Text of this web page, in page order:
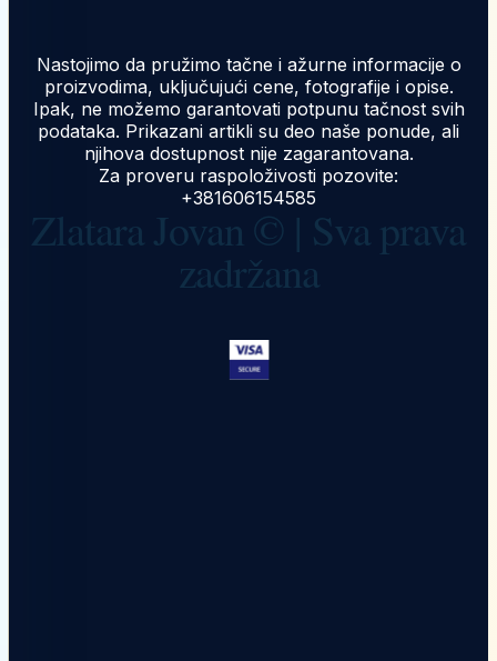
Nastojimo da pružimo tačne i ažurne informacije o
proizvodima, uključujući cene, fotografije i opise.
Ipak, ne možemo garantovati potpunu tačnost svih
podataka. Prikazani artikli su deo naše ponude, ali
njihova dostupnost nije zagarantovana.
Za proveru raspoloživosti pozovite:
+381606154585
Zlatara Jovan © | Sva prava
zadržana